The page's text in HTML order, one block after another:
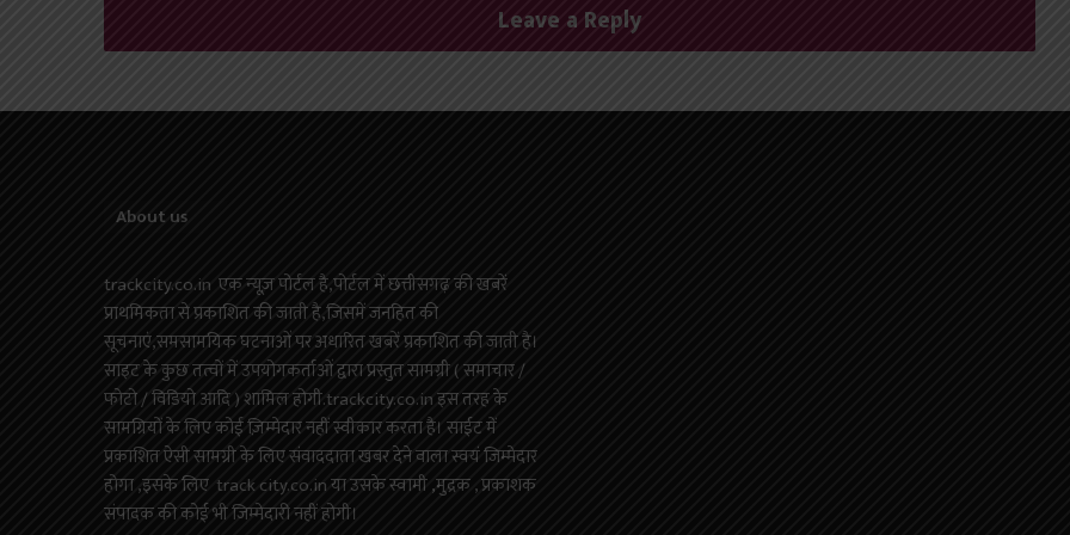
Leave a Reply
About us
trackcity.co.in एक न्यूज़ पोर्टल है,पोर्टल में छत्तीसगढ़ की खबरें
प्राथमिकता से प्रकाशित की जाती है,जिसमें जनहित की
सूचनाएं,समसामयिक घटनाओं पर अधारित खबरें प्रकाशित की जाती है।
साइट के कुछ तत्वों में उपयोगकर्ताओं द्वारा प्रस्तुत सामग्री ( समाचार /
फोटो / विडियो आदि ) शामिल होगी.trackcity.co.in इस तरह के
सामग्रियों के लिए कोई ज़िम्मेदार नहीं स्वीकार करता है। साईट में
प्रकाशित ऐसी सामग्री के लिए संवाददाता खबर देने वाला स्वयं जिम्मेदार
होगा ,इसके लिए track city.co.in या उसके स्वामी ,मुद्रक , प्रकाशक
संपादक की कोई भी जिम्मेदारी नहीं होगी।